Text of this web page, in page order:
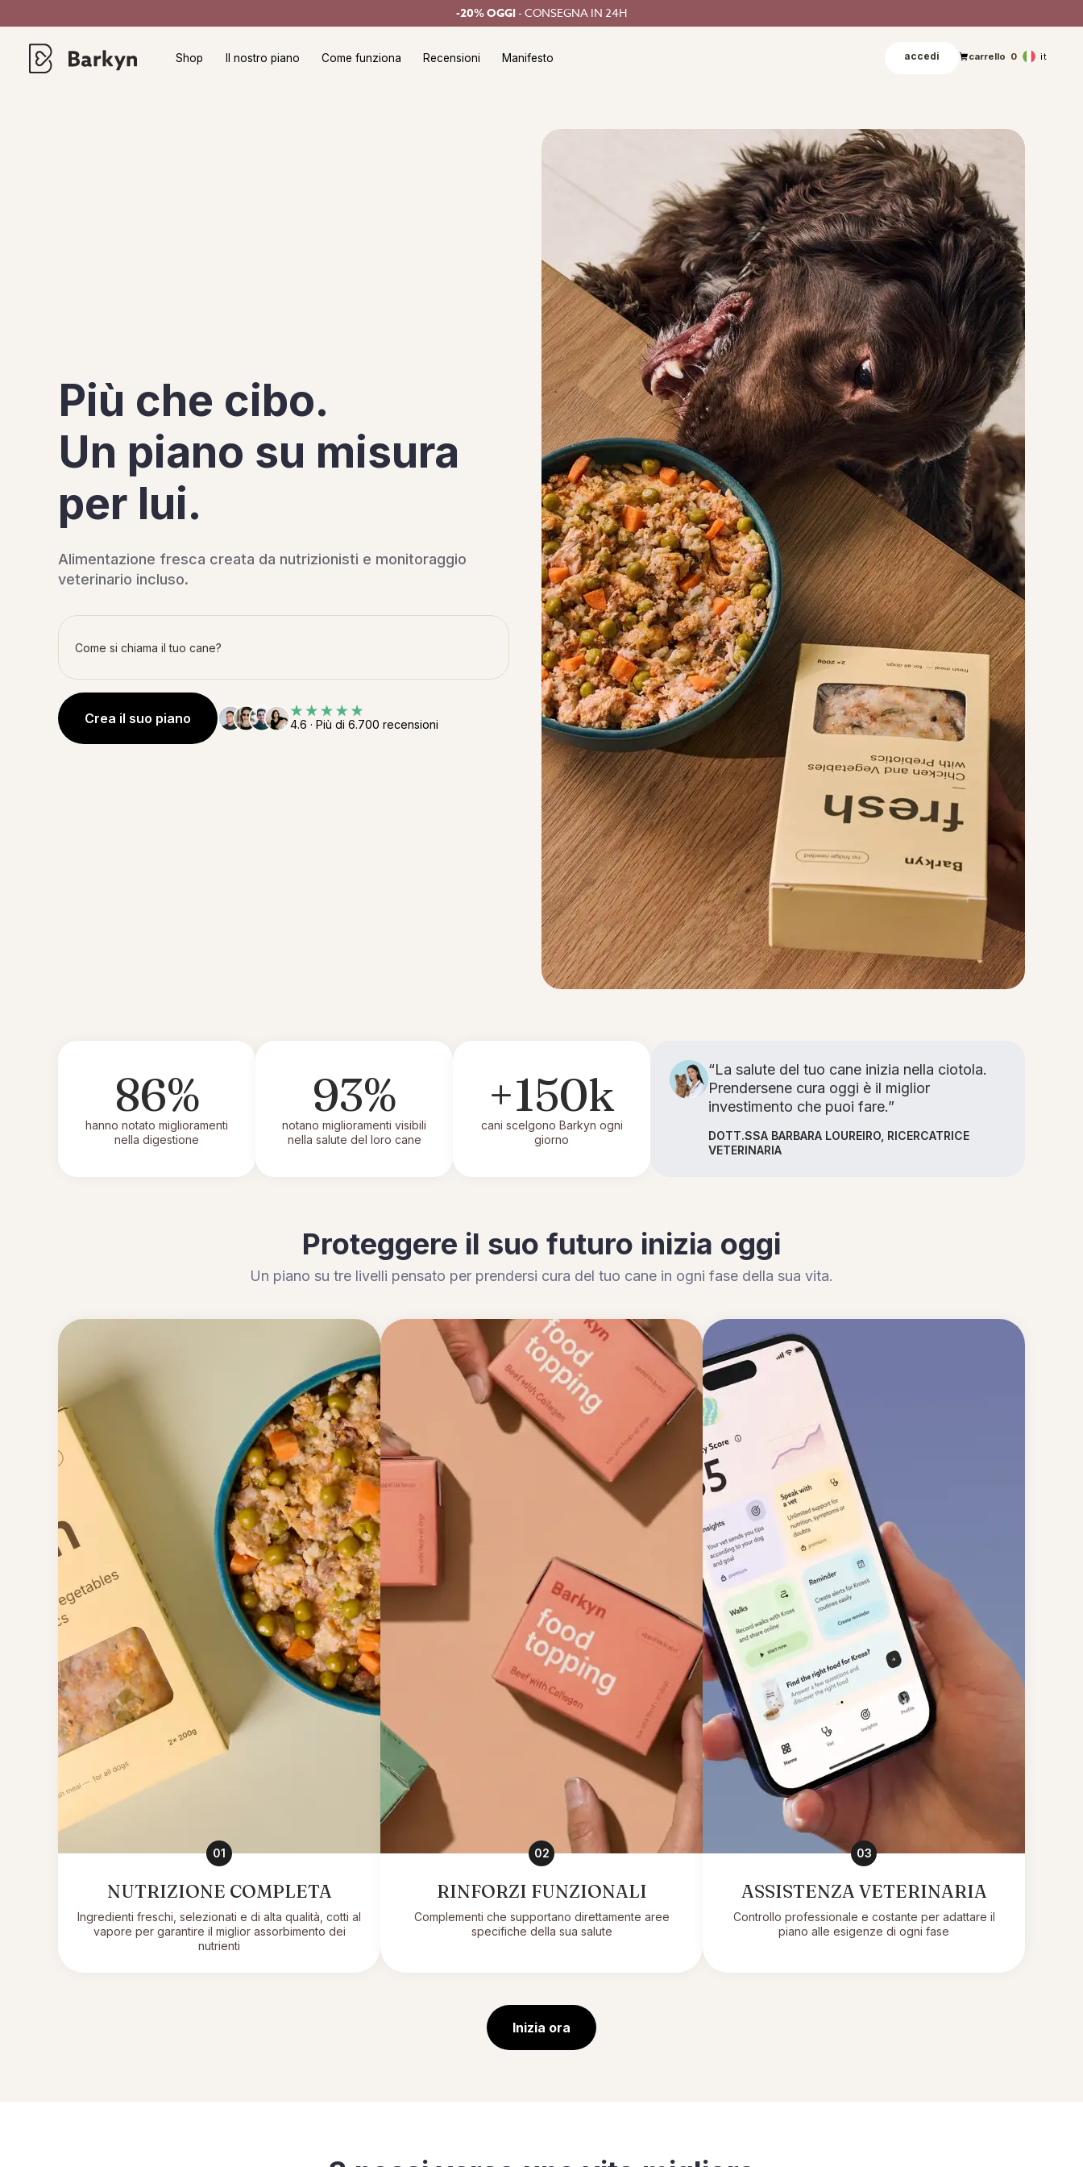
-20% OGGI- CONSEGNA IN 24H
Shop Il nostro piano Come funziona Recensioni Manifesto accedi carrello 0 it
Più che cibo.
Un piano su misura
per lui.
Alimentazione fresca creata da nutrizionisti e monitoraggio
veterinario incluso.
Crea il suo piano 4.6 · Più di 6.700 recensioni
86%
hanno notato miglioramenti
nella digestione
93%
notano miglioramenti visibili
nella salute del loro cane
+150k
cani scelgono Barkyn ogni
giorno
“La salute del tuo cane inizia nella ciotola.
Prendersene cura oggi è il miglior
investimento che puoi fare.”
DOTT.SSA BARBARA LOUREIRO, RICERCATRICE
VETERINARIA
Proteggere il suo futuro inizia oggi
Un piano su tre livelli pensato per prendersi cura del tuo cane in ogni fase della sua vita.
01
NUTRIZIONE COMPLETA
Ingredienti freschi, selezionati e di alta qualità, cotti al
vapore per garantire il miglior assorbimento dei
nutrienti
02
RINFORZI FUNZIONALI
Complementi che supportano direttamente aree
specifiche della sua salute
03
ASSISTENZA VETERINARIA
Controllo professionale e costante per adattare il
piano alle esigenze di ogni fase
Inizia ora